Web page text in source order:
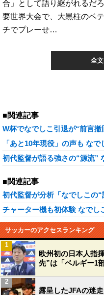
合」として語り継がれるだ
要世界大会で、大黒柱のベ
チでプレーせ…
全
■関連記事
W杯でなでしこ引退が“前言
「あと10年現役」の声も な
初代監督が語る強さの“源流”
■関連記事
初代監督が分析「なでしこの“
チャーター機も初体験 なでし
サッカーのアクセスランキング
欧州初の日本人指
先”は「ベルギー1
1
露呈したJFAの迷
2